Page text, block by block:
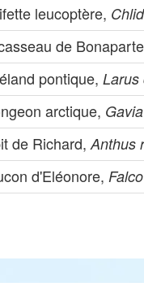
leucoptère,
de
pontique,Larus
arctique,
de Richard,Anthus
d'Eléonore,